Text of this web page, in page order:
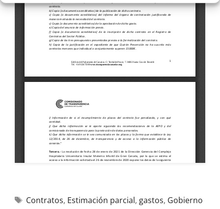
Contratos, Estimación parcial, gastos, Gobierno